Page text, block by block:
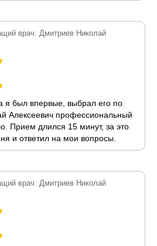
врач: Дмитриев Николай
я был впервые, выбрал его по
Алексеевич профессиональный
Прием длился 15 минут, за это
и ответил на мои вопросы.
врач: Дмитриев Николай